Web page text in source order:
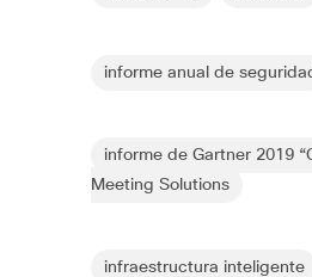
informe anual de
informe de Gartner 2019
Meeting Solutions
infraestructura inteligente